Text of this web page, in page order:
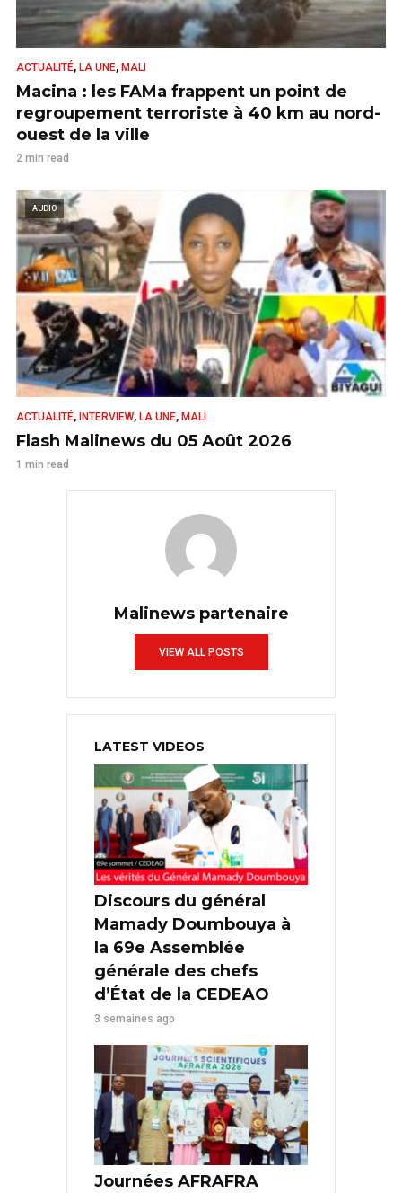
ACTUALITÉ, LA UNE, MALI
Macina : les FAMa frappent un point de
regroupement terroriste à 40 km au nord-
ouest de la ville
2 min read
AUDIO
ACTUALITÉ, INTERVIEW, LA UNE, MALI
Flash Malinews du 05 Août 2026
1 min read
Malinews partenaire
VIEW ALL POSTS
LATEST VIDEOS
Discours du général
Mamady Doumbouya à
la 69e Assemblée
générale des chefs
d’État de la CEDEAO
3 semaines ago
Journées AFRAFRA